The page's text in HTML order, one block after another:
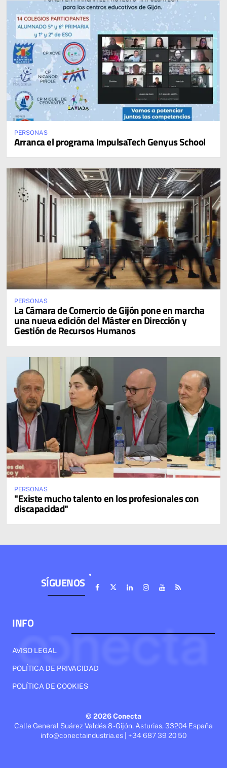
PERSONAS
Arranca el programa ImpulsaTech Genyus School
PERSONAS
La Cámara de Comercio de Gijón pone en marcha
una nueva edición del Máster en Dirección y
Gestión de Recursos Humanos
PERSONAS
"Existe mucho talento en los profesionales con
discapacidad"
SÍGUENOS
INFO
AVISO LEGAL
POLÍTICA DE PRIVACIDAD
POLÍTICA DE COOKIES
© 2026 Conecta
Calle General Suárez Valdés 8 - Gijón, Asturias, 33204 España
info@conectaindustria.es | +34 687 39 20 50